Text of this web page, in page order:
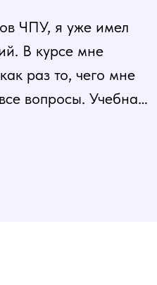
ЧПУ, я уже имел
В курсе мне
раз то, чего мне
вопросы. Учебная
материала.